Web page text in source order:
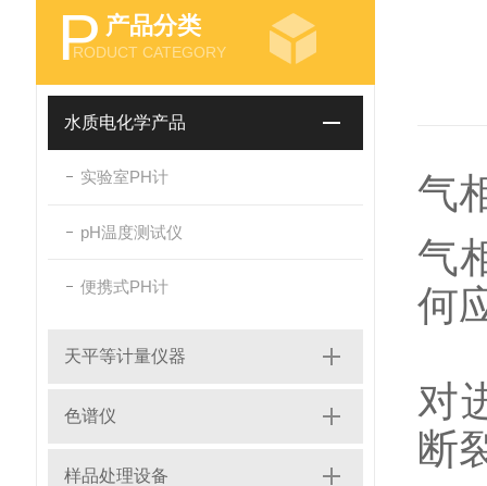
P 产品分类
RODUCT CATEGORY
水质电化学产品
实验室PH计
pH温度测试仪
便携式PH计
天平等计量仪器
色谱仪
样品处理设备
气
气
何
对
断